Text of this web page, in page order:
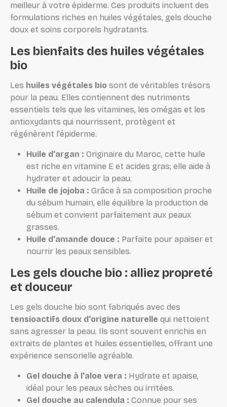
meilleur à votre épiderme. Ces produits incluent des
formulations riches en huiles végétales, gels douche
doux et soins corporels hydratants.
Les bienfaits des huiles végétales
bio
Les huiles végétales bio sont de véritables trésors
pour la peau. Elles contiennent des nutriments
essentiels tels que les vitamines, les omégas et les
antioxydants qui nourrissent, protègent et
régénèrent l'épiderme.
Huile d'argan : Originaire du Maroc, cette huile
est riche en vitamine E et acides gras; elle aide à
hydrater et adoucir la peau.
Huile de jojoba : Grâce à sa composition proche
du sébum humain, elle équilibre la production de
sébum et convient parfaitement aux peaux
grasses.
Huile d'amande douce : Parfaite pour apaiser et
nourrir les peaux sensibles.
Les gels douche bio : alliez propreté
et douceur
Les gels douche bio sont fabriqués avec des
tensioactifs doux d'origine naturelle qui nettoient
sans agresser la peau. Ils sont souvent enrichis en
extraits de plantes et huiles essentielles, offrant une
expérience sensorielle agréable.
Gel douche à l'aloe vera : Hydrate et apaise,
idéal pour les peaux sèches ou irritées.
Gel douche au calendula : Connue pour ses